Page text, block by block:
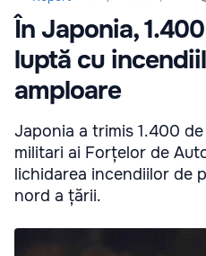
În Japonia,
luptă cu
amploare
Japonia a trimis 1.400
militari ai Forțelor de
lichidarea incendiilor de
nord a țării.